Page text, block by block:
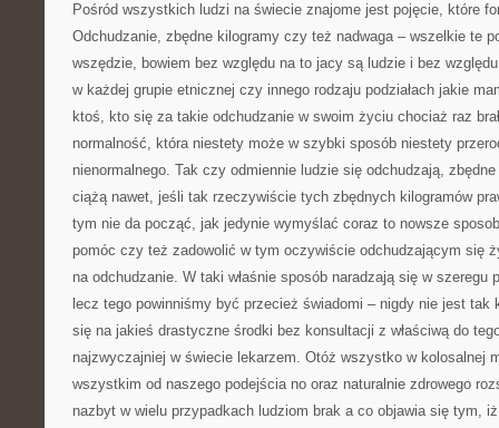
Pośród wszystkich ludzi na świecie znajome jest pojęcie, które
Odchudzanie, zbędne kilogramy czy też nadwaga – wszelkie te
wszędzie, bowiem bez względu na to jacy są ludzie i bez
w każdej grupie etnicznej czy innego rodzaju podziałach jakie
ktoś, kto się za takie odchudzanie w swoim życiu chociaż raz
normalność, która niestety może w szybki sposób niestety
nienormalnego. Tak czy odmiennie ludzie się odchudzają,
ciążą nawet, jeśli tak rzeczywiście tych zbędnych kilogramów
tym nie da począć, jak jedynie wymyślać coraz to nowsze
pomóc czy też zadowolić w tym oczywiście odchudzającym się
na odchudzanie. W taki właśnie sposób naradzają się w szeregu
lecz tego powinniśmy być przecież świadomi – nigdy nie jest tak
się na jakieś drastyczne środki bez konsultacji z właściwą do
najzwyczajniej w świecie lekarzem. Otóż wszystko w kolosalnej
wszystkim od naszego podejścia no oraz naturalnie zdrowego
nazbyt w wielu przypadkach ludziom brak a co objawia się tym,